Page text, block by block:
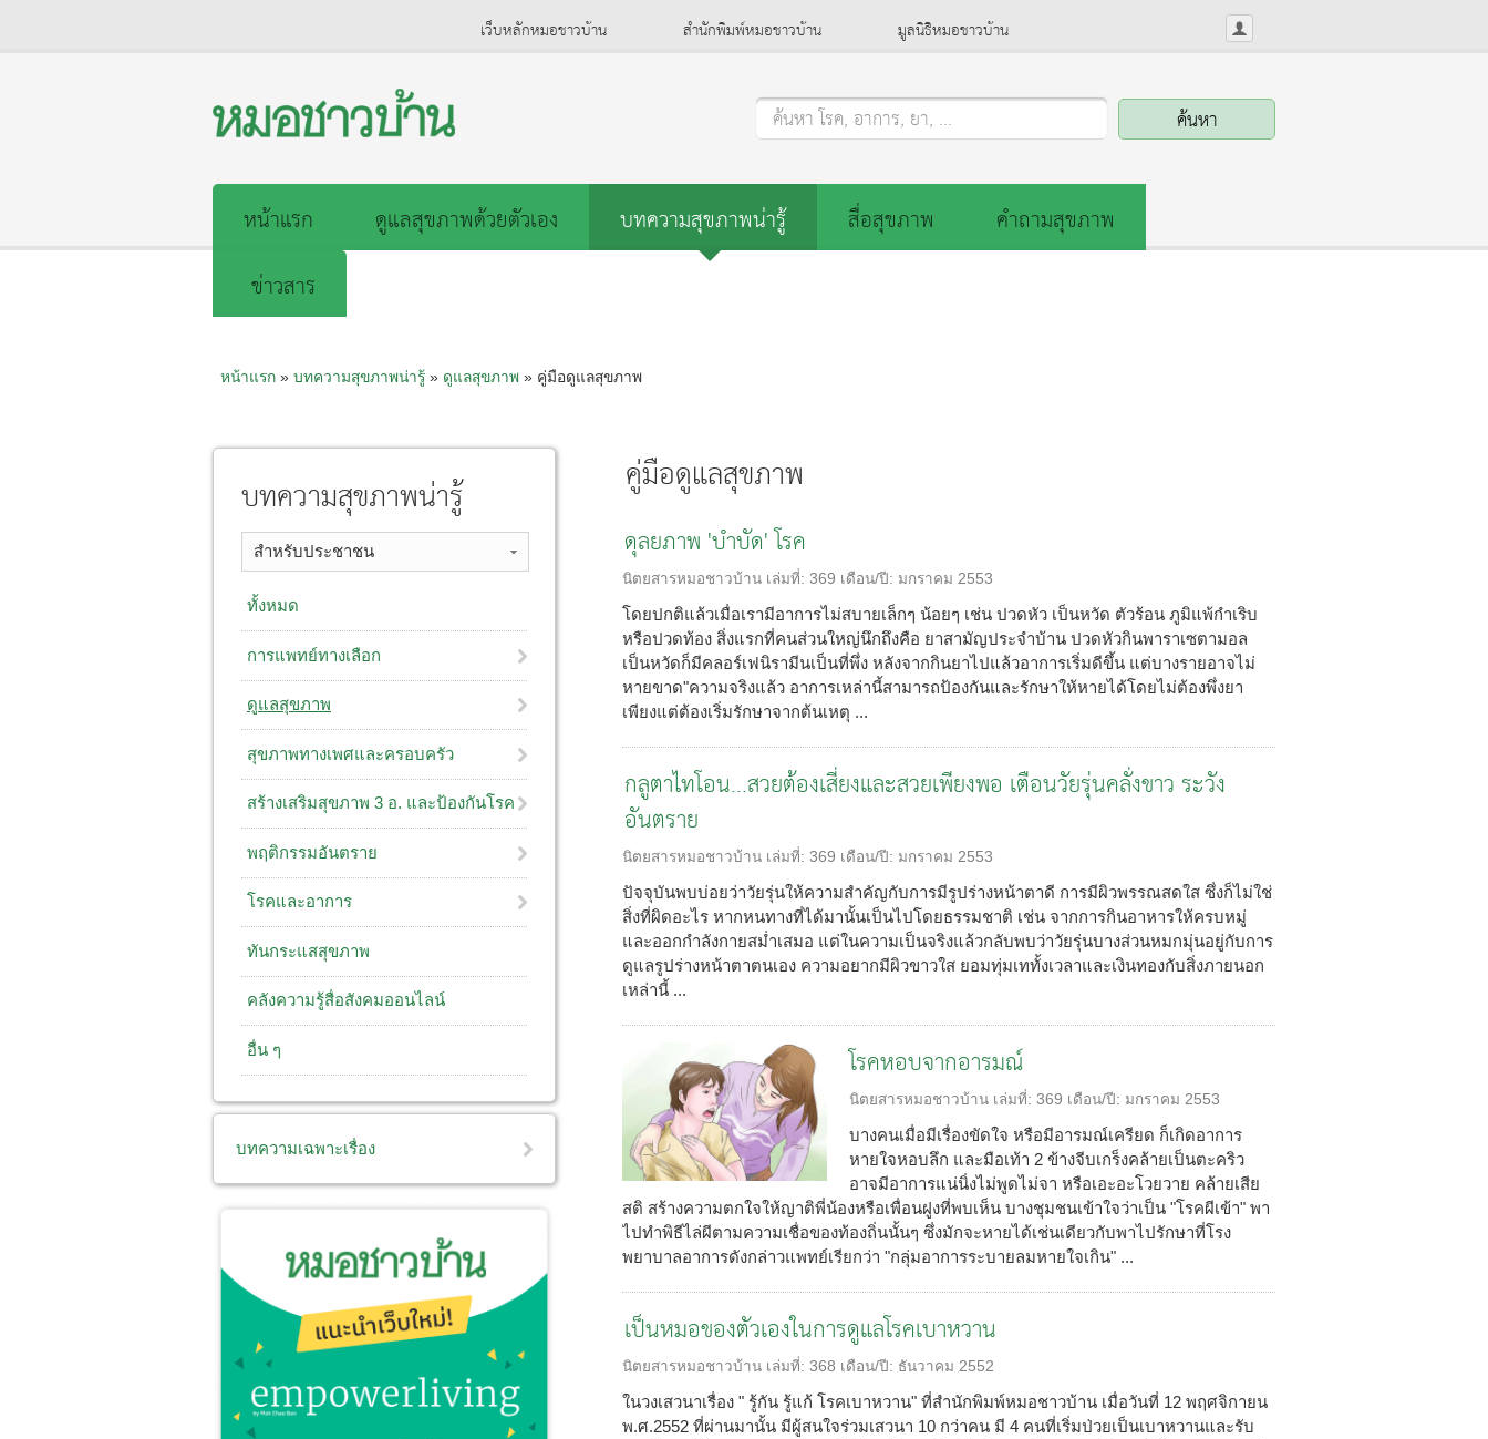
เว็บหลักหมอชาวบ้าน สำนักพิมพ์หมอชาวบ้าน มูลนิธิหมอชาวบ้าน
ค้นหา โรค, อาการ, ยา, ...
หน้าแรก ดูแลสุขภาพด้วยตัวเอง บทความสุขภาพน่ารู้ สื่อสุขภาพ
คำถามสุขภาพ
ข่าวสาร
หน้าแรก» บทความสุขภาพน่ารู้» ดูแลสุขภาพ» คู่มือดูแลสุขภาพ
คู่มือดูแลสุขภาพ
ดุลยภาพ 'บำบัด' โรค
นิตยสารหมอชาวบ้าน เล่มที่: 369 เดือน/ปี: มกราคม 2553
โดยปกติแล้วเมื่อเรามีอาการไม่สบายเล็กๆ น้อยๆ เช่น ปวดหัว เป็นหวัด ตัวร้อน ภูมิแพ้กำเริบ
หรือปวดท้อง สิ่งแรกที่คนส่วนใหญ่นึกถึงคือ ยาสามัญประจำบ้าน ปวดหัวกินพาราเซตามอล
เป็นหวัดก็มีคลอร์เฟนิรามีนเป็นที่พึ่ง หลังจากกินยาไปแล้วอาการเริ่มดีขึ้น แต่บางรายอาจไม่
หายขาด"ความจริงแล้ว อาการเหล่านี้สามารถป้องกันและรักษาให้หายได้โดยไม่ต้องพึ่งยา
เพียงแต่ต้องเริ่มรักษาจากต้นเหตุ ...
กลูตาไทโอน...สวยต้องเสี่ยงและสวยเพียงพอ เตือนวัยรุ่นคลั่งขาว ระวัง
อันตราย
นิตยสารหมอชาวบ้าน เล่มที่: 369 เดือน/ปี: มกราคม 2553
ปัจจุบันพบบ่อยว่าวัยรุ่นให้ความสำคัญกับการมีรูปร่างหน้าตาดี การมีผิวพรรณสดใส ซึ่งก็ไม่ใช่
สิ่งที่ผิดอะไร หากหนทางที่ได้มานั้นเป็นไปโดยธรรมชาติ เช่น จากการกินอาหารให้ครบหมู่
และออกกำลังกายสม่ำเสมอ แต่ในความเป็นจริงแล้วกลับพบว่าวัยรุ่นบางส่วนหมกมุ่นอยู่กับการ
ดูแลรูปร่างหน้าตาตนเอง ความอยากมีผิวขาวใส ยอมทุ่มเททั้งเวลาและเงินทองกับสิ่งภายนอก
เหล่านี้ ...
โรคหอบจากอารมณ์
นิตยสารหมอชาวบ้าน เล่มที่: 369 เดือน/ปี: มกราคม 2553
บางคนเมื่อมีเรื่องขัดใจ หรือมีอารมณ์เครียด ก็เกิดอาการ
หายใจหอบลึก และมือเท้า 2 ข้างจีบเกร็งคล้ายเป็นตะคริว
อาจมีอาการแน่นิ่งไม่พูดไม่จา หรือเอะอะโวยวาย คล้ายเสีย
สติ สร้างความตกใจให้ญาติพี่น้องหรือเพื่อนฝูงที่พบเห็น บางชุมชนเข้าใจว่าเป็น "โรคผีเข้า" พา
ไปทำพิธีไล่ผีตามความเชื่อของท้องถิ่นนั้นๆ ซึ่งมักจะหายได้เช่นเดียวกับพาไปรักษาที่โรง
พยาบาลอาการดังกล่าวแพทย์เรียกว่า "กลุ่มอาการระบายลมหายใจเกิน" ...
เป็นหมอของตัวเองในการดูแลโรคเบาหวาน
นิตยสารหมอชาวบ้าน เล่มที่: 368 เดือน/ปี: ธันวาคม 2552
ในวงเสวนาเรื่อง " รู้กัน รู้แก้ โรคเบาหวาน" ที่สำนักพิมพ์หมอชาวบ้าน เมื่อวันที่ 12 พฤศจิกายน
พ.ศ.2552 ที่ผ่านมานั้น มีผู้สนใจร่วมเสวนา 10 กว่าคน มี 4 คนที่เริ่มป่วยเป็นเบาหวานและรับ
บทความสุขภาพน่ารู้
สำหรับประชาชน
ทั้งหมด
การแพทย์ทางเลือก
ดูแลสุขภาพ
สุขภาพทางเพศและครอบครัว
สร้างเสริมสุขภาพ 3 อ. ​และป้องกันโรค
พฤติกรรมอันตราย
โรคและอาการ
ทันกระแสสุขภาพ
คลังความรู้สื่อสังคมออนไลน์
อื่น ๆ
บทความเฉพาะเรื่อง